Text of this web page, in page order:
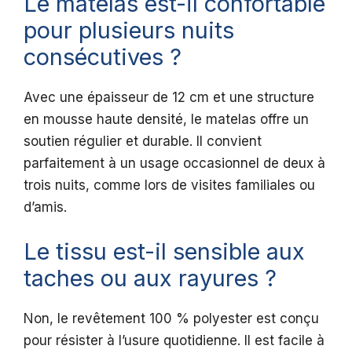
pour plusieurs nuits
consécutives ?
Avec une épaisseur de 12 cm et une structure
en mousse haute densité, le matelas offre un
soutien régulier et durable. Il convient
parfaitement à un usage occasionnel de deux à
trois nuits, comme lors de visites familiales ou
d’amis.
Le tissu est-il sensible aux
taches ou aux rayures ?
Non, le revêtement 100 % polyester est conçu
pour résister à l’usure quotidienne. Il est facile à